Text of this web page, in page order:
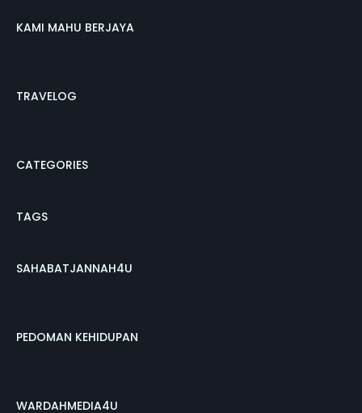
KAMI MAHU BERJAYA
TRAVELOG
CATEGORIES
TAGS
SAHABATJANNAH4U
PEDOMAN KEHIDUPAN
WARDAHMEDIA4U